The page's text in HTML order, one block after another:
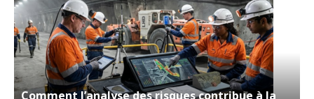
Comment l’analyse des risques contribue à la